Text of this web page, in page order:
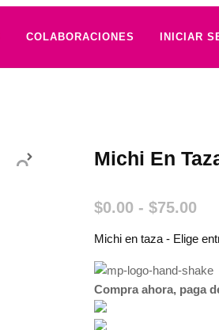
COLABORACIONES INICIAR
Michi En
$0.00 - $75.00
Michi en taza - Elige
Compra ahora, paga